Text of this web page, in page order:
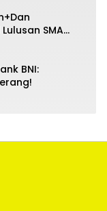
SMA
BNI: